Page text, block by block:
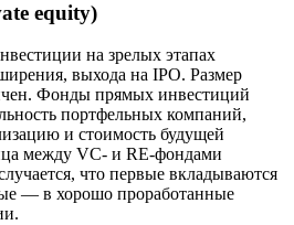
equity)
на зрелых этапах
выхода на IPO. Размер
Фонды прямых инвестиций
портфельных компаний,
и стоимость будущей
между VC- и RE-фондами
что первые вкладываются
— в хорошо проработанные